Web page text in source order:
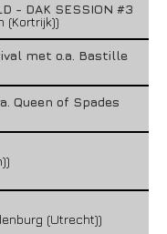
- DAK SESSION #3
(Kortrijk))
met o.a. Bastille
Queen of Spades
(Utrecht))